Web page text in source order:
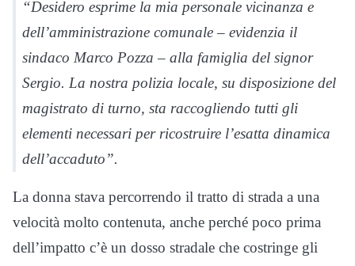
“Desidero esprime la mia personale vicinanza e
dell’amministrazione comunale – evidenzia il
sindaco Marco Pozza – alla famiglia del signor
Sergio. La nostra polizia locale, su disposizione del
magistrato di turno, sta raccogliendo tutti gli
elementi necessari per ricostruire l’esatta dinamica
dell’accaduto”.
La donna stava percorrendo il tratto di strada a una
velocità molto contenuta, anche perché poco prima
dell’impatto c’è un dosso stradale che costringe gli